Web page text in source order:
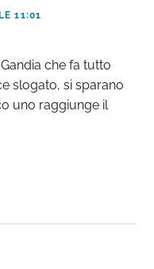
11:01
che fa tutto
slogato, si sparano
uno raggiunge il